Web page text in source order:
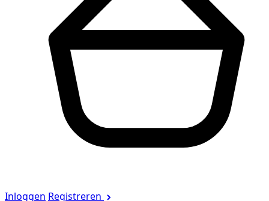
Inloggen Registreren